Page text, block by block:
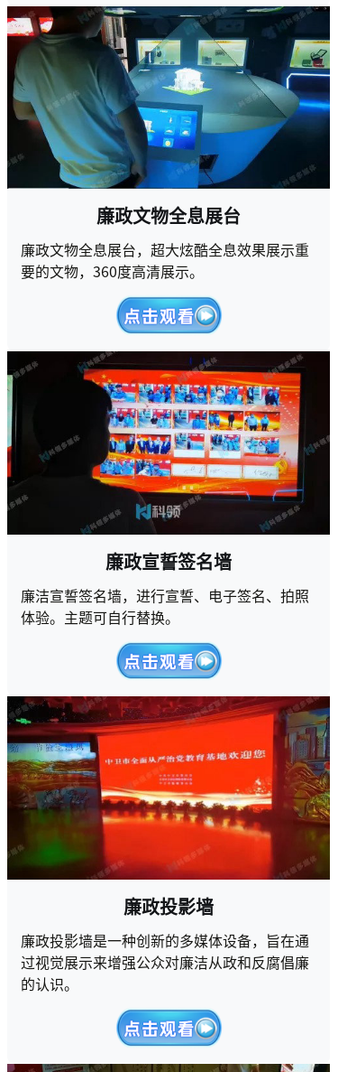
廉政文物全息展台
廉政文物全息展台，超大炫酷全息效果展示重
要的文物，360度高清展示。
廉政宣誓签名墙
廉洁宣誓签名墙，进行宣誓、电子签名、拍照
体验。主题可自行替换。
廉政投影墙
廉政投影墙是一种创新的多媒体设备，旨在通
过视觉展示来增强公众对廉洁从政和反腐倡廉
的认识。